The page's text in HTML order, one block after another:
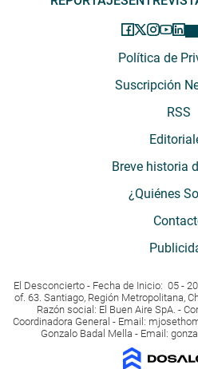
Política de
Suscripción
RSS
Breve historia
¿Quiénes
El Desconcierto - Fecha de Inicio: 05 -
of. 63. Santiago, Región Metropolitana,
Razón social: El Buen Aire SpA. -
Coordinadora General - Email:
Gonzalo Badal Mella - Email: